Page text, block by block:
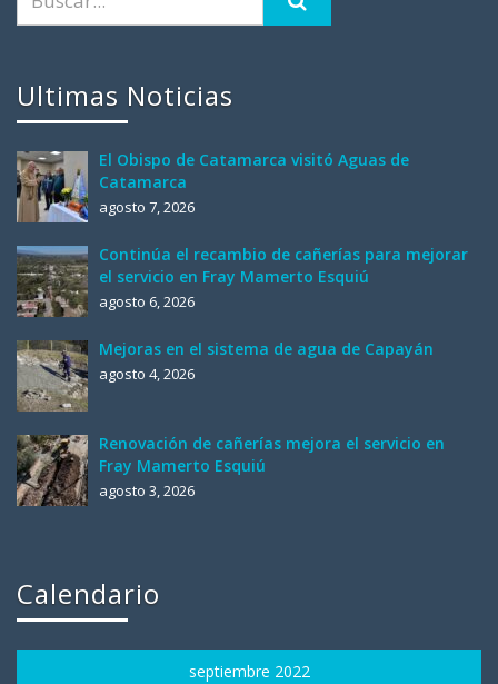
Ultimas Noticias
El Obispo de Catamarca visitó Aguas de
Catamarca
agosto 7, 2026
Continúa el recambio de cañerías para mejorar
el servicio en Fray Mamerto Esquiú
agosto 6, 2026
Mejoras en el sistema de agua de Capayán
agosto 4, 2026
Renovación de cañerías mejora el servicio en
Fray Mamerto Esquiú
agosto 3, 2026
Calendario
septiembre 2022